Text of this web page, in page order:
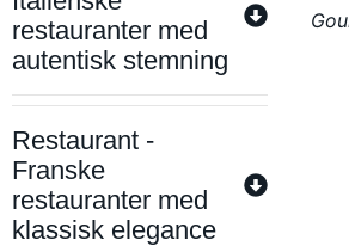
restauranter med
autentisk stemning
Restaurant -
Franske
restauranter med
klassisk elegance